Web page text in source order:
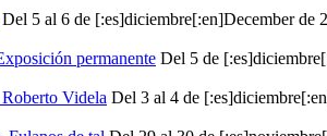
Del 5 al 6 de [:es]diciembre[:en]December de
permanente Del 5 de
Videla Del 3 al 4 de